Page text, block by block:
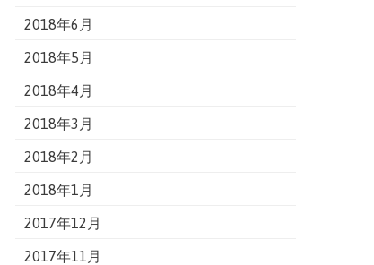
2018年6月
2018年5月
2018年4月
2018年3月
2018年2月
2018年1月
2017年12月
2017年11月